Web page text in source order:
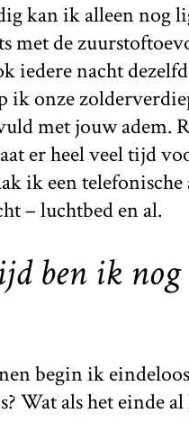
kan ik alleen nog
met de
iedere nacht
ik onze
met jouw adem.
er heel veel tijd
ik een
– luchtbed en al.
ben ik
begin ik
Wat als het einde